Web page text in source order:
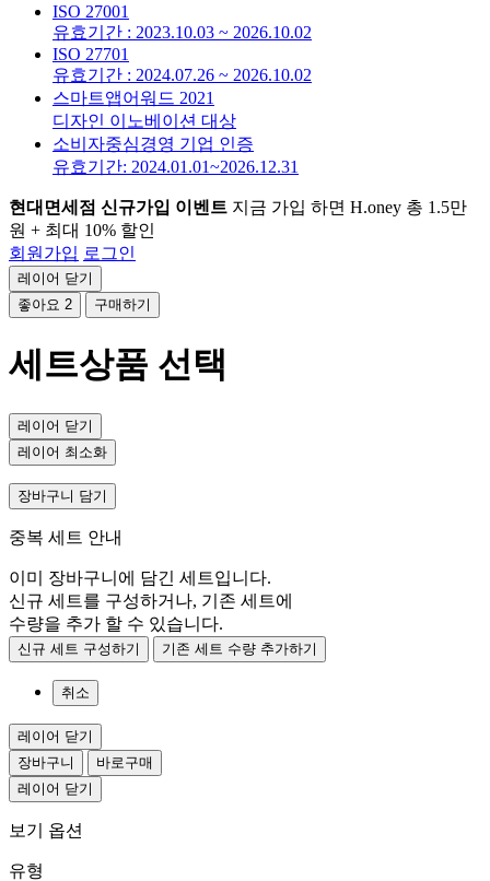
ISO 27001
유효기간 : 2023.10.03 ~ 2026.10.02
ISO 27701
유효기간 : 2024.07.26 ~ 2026.10.02
스마트앱어워드 2021
디자인 이노베이션 대상
소비자중심경영 기업 인증
유효기간: 2024.01.01~2026.12.31
현대면세점 신규가입 이벤트 지금 가입 하면 H.oney 총 1.5만
원 + 최대 10% 할인
회원가입 로그인
레이어 닫기
좋아요 2 구매하기
세트상품 선택
레이어 닫기
레이어 최소화
장바구니 담기
중복 세트 안내
이미 장바구니에 담긴 세트입니다.
신규 세트를 구성하거나, 기존 세트에
수량을 추가 할 수 있습니다.
신규 세트 구성하기 기존 세트 수량 추가하기
취소
레이어 닫기
장바구니
바로구매
레이어 닫기
보기 옵션
유형